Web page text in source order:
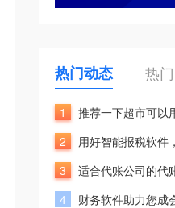
热门动态 热
1
推荐一下超市可以
2
用好智能报税软件
3
适合代账公司的代
4
财务软件助力您成